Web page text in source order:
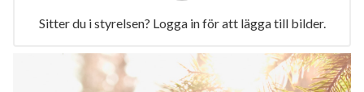
Sitter du i styrelsen? Logga in för att lägga till bilder.